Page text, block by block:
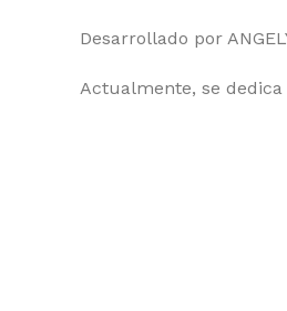
Desarrollado por
Actualmente, se